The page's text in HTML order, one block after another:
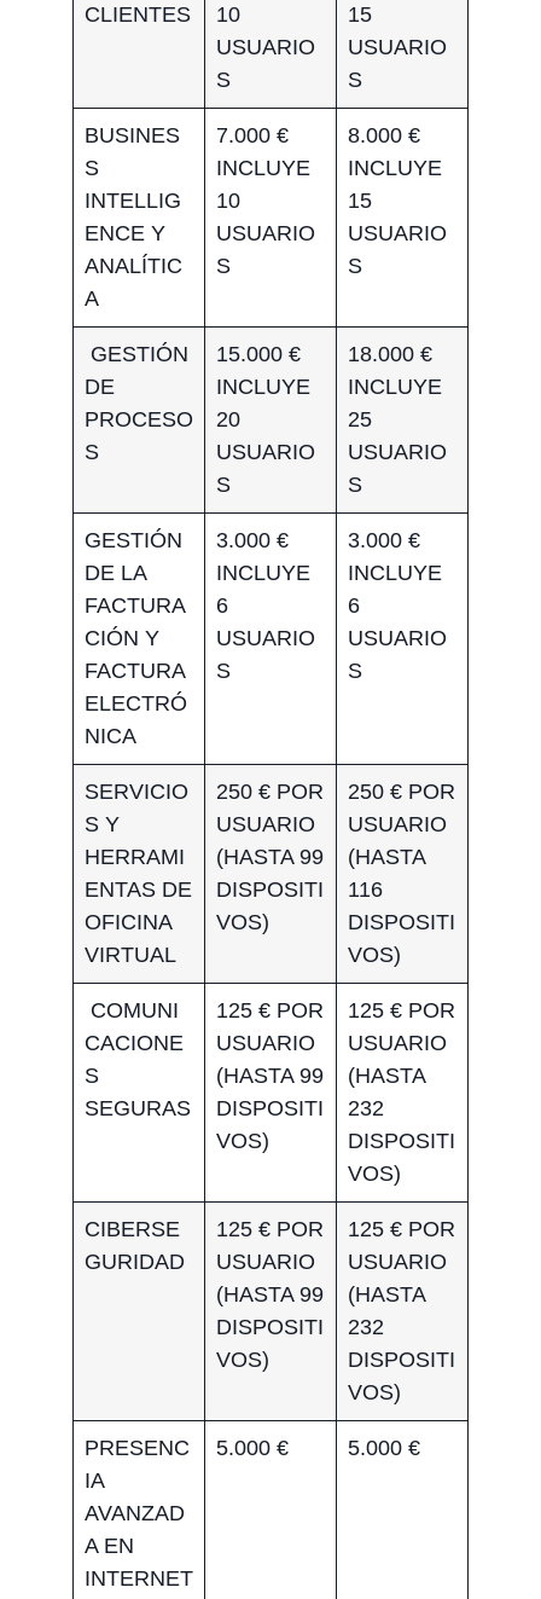
CLIENTES
10
USUARIO
S
15
USUARIO
S
BUSINES
S
INTELLIG
ENCE Y
ANALÍTIC
A
7.000 €
INCLUYE
10
USUARIO
S
8.000 €
INCLUYE
15
USUARIO
S
GESTIÓN
DE
PROCESO
S
15.000 €
INCLUYE
20
USUARIO
S
18.000 €
INCLUYE
25
USUARIO
S
GESTIÓN
DE LA
FACTURA
CIÓN Y
FACTURA
ELECTRÓ
NICA
3.000 €
INCLUYE
6
USUARIO
S
3.000 €
INCLUYE
6
USUARIO
S
SERVICIO
S Y
HERRAMI
ENTAS DE
OFICINA
VIRTUAL
250 € POR
USUARIO
(HASTA 99
DISPOSITI
VOS)
250 € POR
USUARIO
(HASTA
116
DISPOSITI
VOS)
COMUNI
CACIONE
S
SEGURAS
125 € POR
USUARIO
(HASTA 99
DISPOSITI
VOS)
125 € POR
USUARIO
(HASTA
232
DISPOSITI
VOS)
CIBERSE
GURIDAD
125 € POR
USUARIO
(HASTA 99
DISPOSITI
VOS)
125 € POR
USUARIO
(HASTA
232
DISPOSITI
VOS)
PRESENC
IA
AVANZAD
A EN
INTERNET
5.000 € 5.000 €